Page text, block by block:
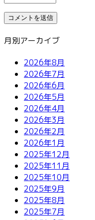
月別アーカイブ
2026年8月
2026年7月
2026年6月
2026年5月
2026年4月
2026年3月
2026年2月
2026年1月
2025年12月
2025年11月
2025年10月
2025年9月
2025年8月
2025年7月